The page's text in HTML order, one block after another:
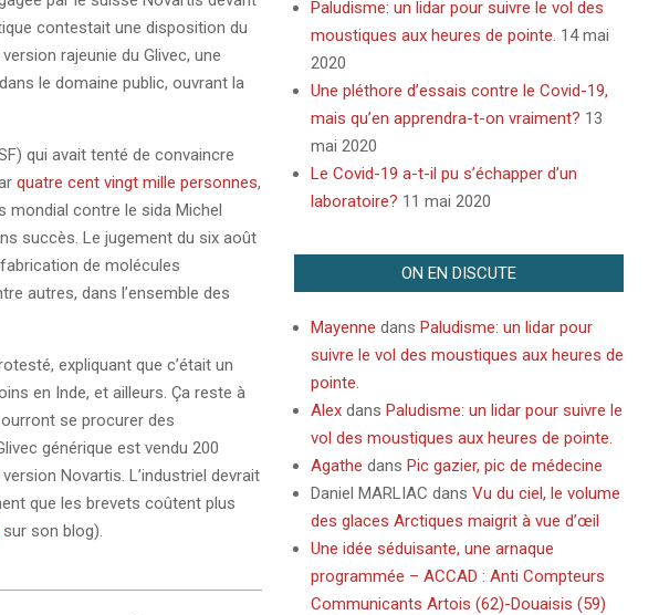
contestait une disposition du
rajeunie du Glivec, une
le domaine public, ouvrant la
qui avait tenté de convaincre
quatre cent vingt mille personnes,
mondial contre le sida Michel
succès. Le jugement du six août
de molécules
autres, dans l’ensemble des
expliquant que c’était un
en Inde, et ailleurs. Ça reste à
se procurer des
générique est vendu 200
Novartis. L’industriel devrait
que les brevets coûtent plus
sur son blog).
Paludisme: un lidar pour suivre le vol des
moustiques aux heures de pointe. 14 mai
2020
Une pléthore d’essais contre le Covid-19,
mais qu’en apprendra-t-on vraiment? 13
mai 2020
Le Covid-19 a-t-il pu s’échapper d’un
laboratoire? 11 mai 2020
ON EN DISCUTE
Mayenne dans Paludisme: un lidar pour
suivre le vol des moustiques aux heures de
pointe.
Alexdans Paludisme: un lidar pour suivre le
vol des moustiques aux heures de pointe.
Agathe dans Pic gazier, pic de médecine
Daniel MARLIAC dans Vu du ciel, le volume
des glaces Arctiques maigrit à vue d’œil
Une idée séduisante, une arnaque
programmée – ACCAD : Anti Compteurs
Communicants Artois (62)-Douaisis (59)